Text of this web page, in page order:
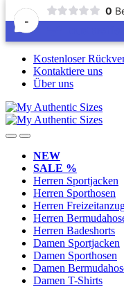
-
0
Skip
navigation
Skip
content
Kostenloser
Kontaktiere uns
Über uns
NEW
SALE %
Herren Sportjacken
Herren Sporthosen
Herren
Herren
Herren Badeshorts
Damen Sportjacken
Damen Sporthosen
Damen
Damen T-Shirts